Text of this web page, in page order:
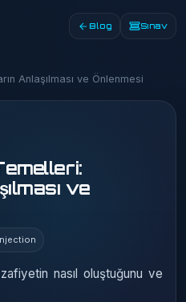
Blog Sınav
Anlaşılması ve Önlenmesi
ve
nasıl oluştuğunu ve